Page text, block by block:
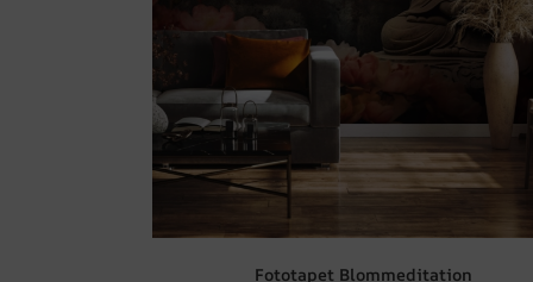
Fototapet Blommeditation